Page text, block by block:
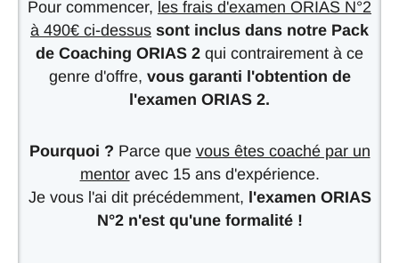
Pour commencer, les frais d'examen ORIAS N°2
à 490€ ci-dessus sont inclus dans notre Pack
de Coaching ORIAS 2 qui contrairement à ce
genre d'offre, vous garanti l'obtention de
l'examen ORIAS 2.
Pourquoi ? Parce que vous êtes coaché par un
mentoravec 15 ans d'expérience.
Je vous l'ai dit précédemment, l'examen ORIAS
N°2 n'est qu'une formalité !